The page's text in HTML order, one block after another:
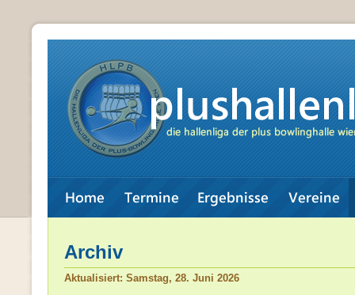
Archiv
Aktualisiert: Samstag, 28. Juni 2026